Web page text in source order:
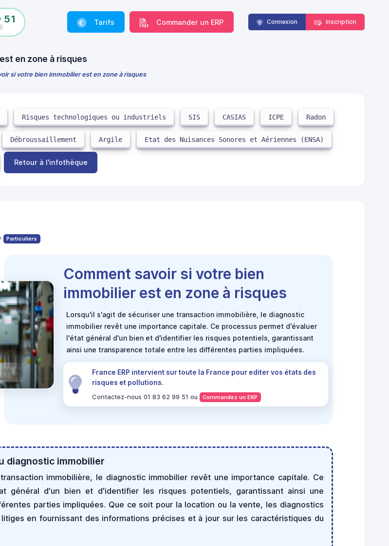
51 Tarifs Commander un ERP Connexion Inscription
en zone à risques
si votre bien immobilier est en zone à risques
Risques technologiques ou industriels SIS CASIAS ICPE Radon
Débroussaillement Argile Etat des Nuisances Sonores et Aériennes (ENSA)
Retour à l'infothèque
Particuliers
Comment savoir si votre bien
immobilier est en zone à risques
Lorsqu'il s'agit de sécuriser une transaction immobilière, le diagnostic
immobilier revêt une importance capitale. Ce processus permet d'évaluer
l'état général d'un bien et d'identifier les risques potentiels, garantissant
ainsi une transparence totale entre les différentes parties impliquées.
France ERP intervient sur toute la France pour editer vos états des
risques et pollutions.
Contactez-nous 01 83 62 99 51 ou Commandez un ERP
diagnostic immobilier
immobilière, le diagnostic immobilier revêt une importance capitale. Ce
général d'un bien et d'identifier les risques potentiels, garantissant ainsi une
parties impliquées. Que ce soit pour la location ou la vente, les diagnostics
en fournissant des informations précises et à jour sur les caractéristiques du